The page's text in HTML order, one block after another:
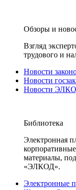
Обзоры и
Взгляд
трудового и
Новости
Новости
Новости
Библиотека
Электронная
материалы,
«ЭЛКОД».
Электронные